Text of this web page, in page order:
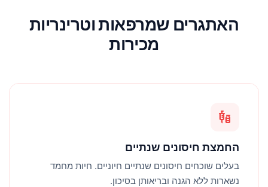
האתגרים שמרפאות וטרינריות
מכירות
vaccines
החמצת חיסונים שנתיים
בעלים שוכחים חיסונים שנתיים חיוניים. חיות מחמד
נשארות ללא הגנה ובריאותן בסיכון.